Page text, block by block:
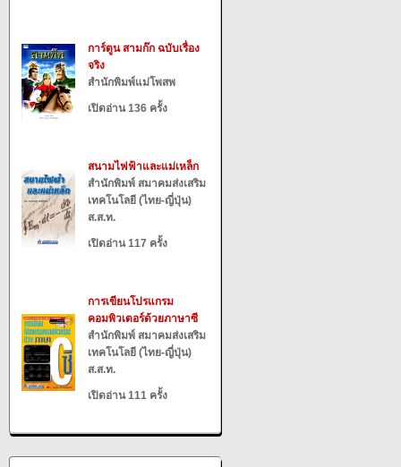
การ์ตูน สามก๊ก ฉบับเรื่อง
จริง
สำนักพิมพ์แม่โพสพ
เปิดอ่าน 136 ครั้ง
สนามไฟฟ้าและแม่เหล็ก
สำนักพิมพ์ สมาคมส่งเสริม
เทคโนโลยี (ไทย-ญี่ปุ่น)
ส.ส.ท.
เปิดอ่าน 117 ครั้ง
การเขียนโปรแกรม
คอมพิวเตอร์ด้วยภาษาซี
สำนักพิมพ์ สมาคมส่งเสริม
เทคโนโลยี (ไทย-ญี่ปุ่น)
ส.ส.ท.
เปิดอ่าน 111 ครั้ง